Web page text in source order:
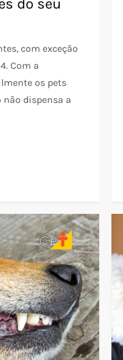
com exceção
Com a
os pets
não dispensa a